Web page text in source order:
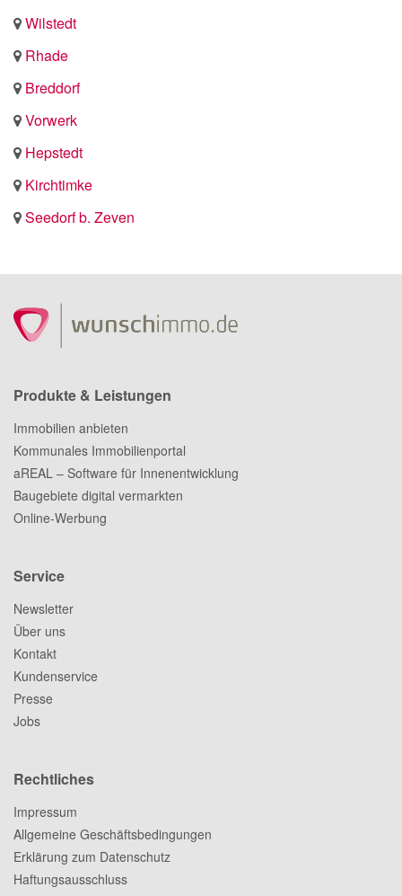
Wilstedt
Rhade
Breddorf
Vorwerk
Hepstedt
Kirchtimke
Seedorf b. Zeven
Produkte & Leistungen
Immobilien anbieten
Kommunales Immobilienportal
aREAL – Software für Innenentwicklung
Baugebiete digital vermarkten
Online-Werbung
Service
Newsletter
Über uns
Kontakt
Kundenservice
Presse
Jobs
Rechtliches
Impressum
Allgemeine Geschäftsbedingungen
Erklärung zum Datenschutz
Haftungsausschluss